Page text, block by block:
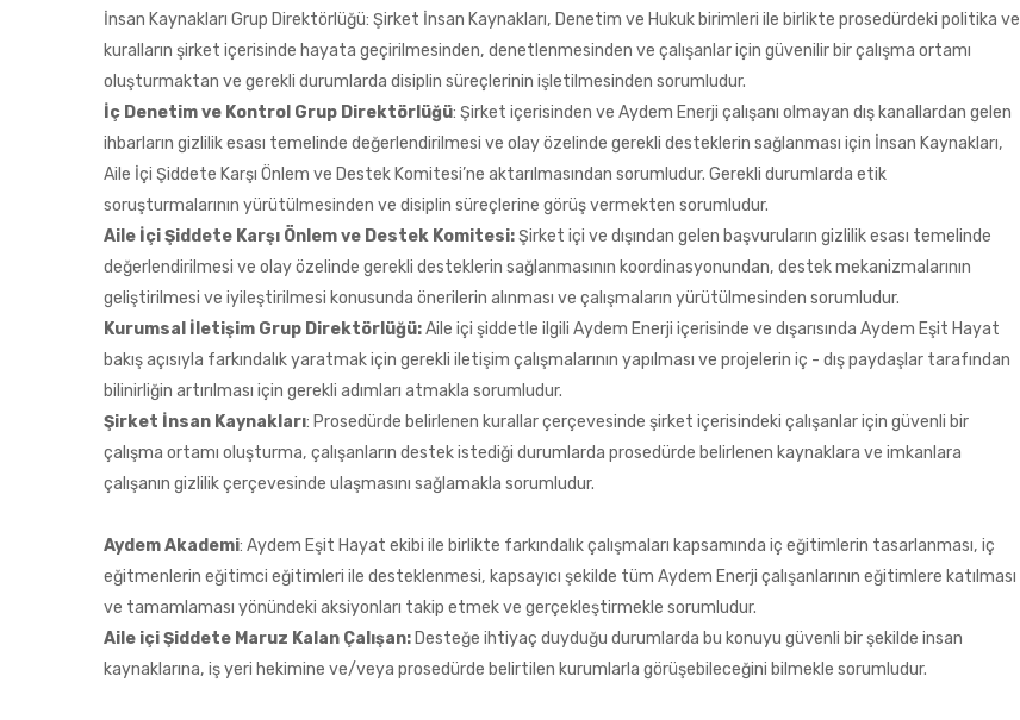
İnsan Kaynakları Grup Direktörlüğü: Şirket İnsan Kaynakları, Denetim ve Hukuk birimleri ile birlikte prosedürdeki politika ve
kuralların şirket içerisinde hayata geçirilmesinden, denetlenmesinden ve çalışanlar için güvenilir bir çalışma ortamı
oluşturmaktan ve gerekli durumlarda disiplin süreçlerinin işletilmesinden sorumludur.
İç Denetim ve Kontrol Grup Direktörlüğü: Şirket içerisinden ve Aydem Enerji çalışanı olmayan dış kanallardan gelen
ihbarların gizlilik esası temelinde değerlendirilmesi ve olay özelinde gerekli desteklerin sağlanması için İnsan Kaynakları,
Aile İçi Şiddete Karşı Önlem ve Destek Komitesi’ne aktarılmasından sorumludur. Gerekli durumlarda etik
soruşturmalarının yürütülmesinden ve disiplin süreçlerine görüş vermekten sorumludur.
Aile İçi Şiddete Karşı Önlem ve Destek Komitesi:Şirket içi ve dışından gelen başvuruların gizlilik esası temelinde
değerlendirilmesi ve olay özelinde gerekli desteklerin sağlanmasının koordinasyonundan, destek mekanizmalarının
geliştirilmesi ve iyileştirilmesi konusunda önerilerin alınması ve çalışmaların yürütülmesinden sorumludur.
Kurumsal İletişim Grup Direktörlüğü:Aile içi şiddetle ilgili Aydem Enerji içerisinde ve dışarısında Aydem Eşit Hayat
bakış açısıyla farkındalık yaratmak için gerekli iletişim çalışmalarının yapılması ve projelerin iç - dış paydaşlar tarafından
bilinirliğin artırılması için gerekli adımları atmakla sorumludur.
Şirket İnsan Kaynakları: Prosedürde belirlenen kurallar çerçevesinde şirket içerisindeki çalışanlar için güvenli bir
çalışma ortamı oluşturma, çalışanların destek istediği durumlarda prosedürde belirlenen kaynaklara ve imkanlara
çalışanın gizlilik çerçevesinde ulaşmasını sağlamakla sorumludur.
Aydem Akademi: Aydem Eşit Hayat ekibi ile birlikte farkındalık çalışmaları kapsamında iç eğitimlerin tasarlanması, iç
eğitmenlerin eğitimci eğitimleri ile desteklenmesi, kapsayıcı şekilde tüm Aydem Enerji çalışanlarının eğitimlere katılması
ve tamamlaması yönündeki aksiyonları takip etmek ve gerçekleştirmekle sorumludur.
Aile içi Şiddete Maruz Kalan Çalışan: Desteğe ihtiyaç duyduğu durumlarda bu konuyu güvenli bir şekilde insan
kaynaklarına, iş yeri hekimine ve/veya prosedürde belirtilen kurumlarla görüşebileceğini bilmekle sorumludur.